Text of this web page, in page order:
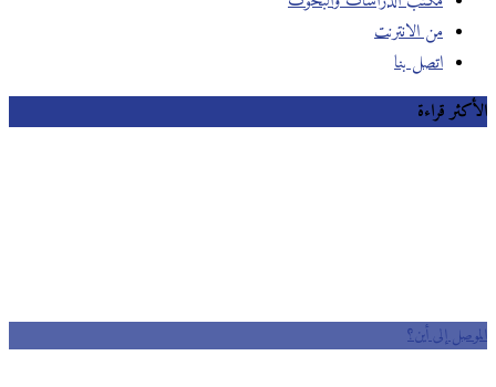
من الانترنت
اتصل بنا
الأكثر قراءة
الموصل إلى أين؟